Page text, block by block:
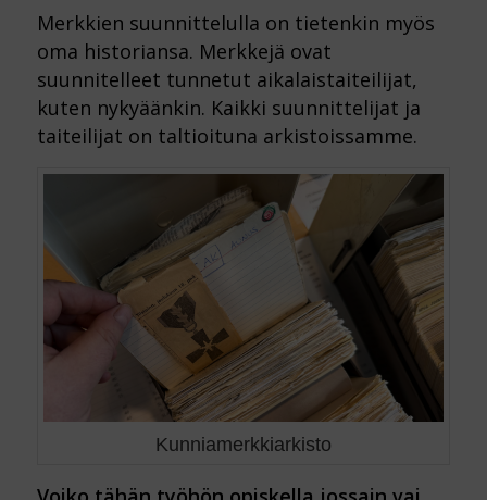
Merkkien suunnittelulla on tietenkin myös
oma historiansa. Merkkejä ovat
suunnitelleet tunnetut aikalaistaiteilijat,
kuten nykyäänkin. Kaikki suunnittelijat ja
taiteilijat on taltioituna arkistoissamme.
Kunniamerkkiarkisto